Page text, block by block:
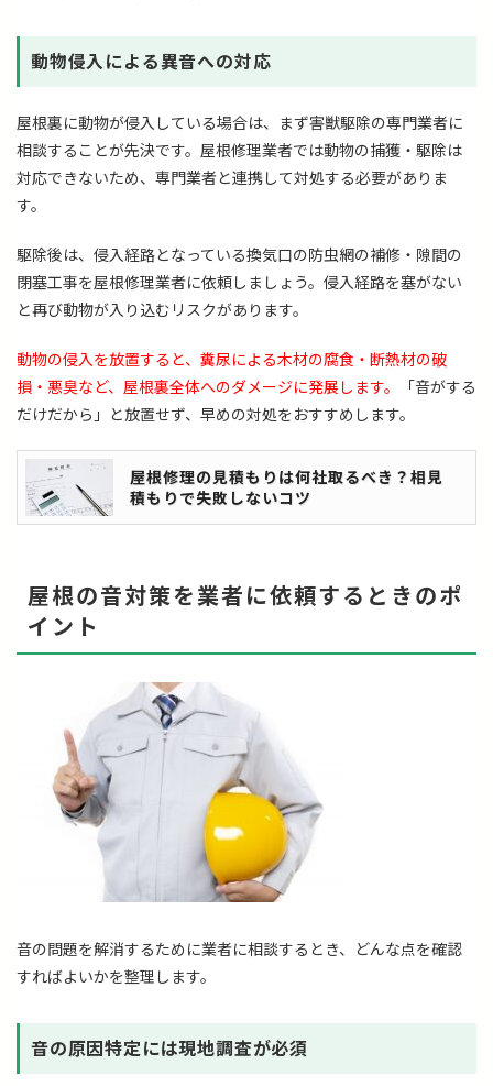
動物侵入による異音への対応
屋根裏に動物が侵入している場合は、まず害獣駆除の専門業者に
相談することが先決です。屋根修理業者では動物の捕獲・駆除は
対応できないため、専門業者と連携して対処する必要がありま
す。
駆除後は、侵入経路となっている換気口の防虫網の補修・隙間の
閉塞工事を屋根修理業者に依頼しましょう。侵入経路を塞がない
と再び動物が入り込むリスクがあります。
動物の侵入を放置すると、糞尿による木材の腐食・断熱材の破
損・悪臭など、屋根裏全体へのダメージに発展します。
「音がする
だけだから」と放置せず、早めの対処をおすすめします。
屋根修理の見積もりは何社取るべき？相見
積もりで失敗しないコツ
屋根の音対策を業者に依頼するときのポ
イント
音の問題を解消するために業者に相談するとき、どんな点を確認
すればよいかを整理します。
音の原因特定には現地調査が必須